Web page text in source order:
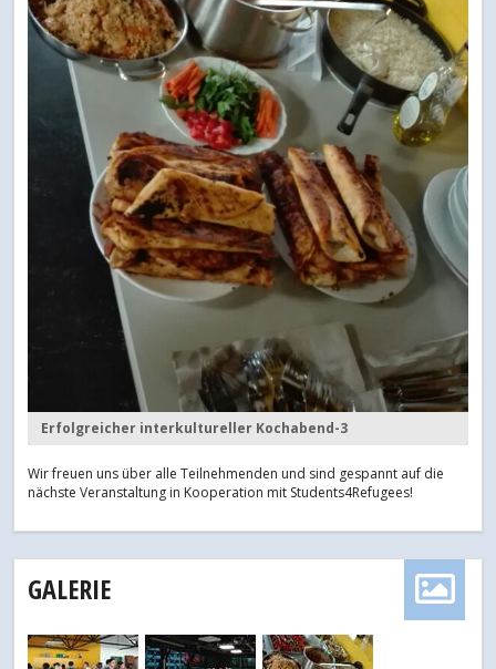
Erfolgreicher interkultureller Kochabend-3
Wir freuen uns über alle Teilnehmenden und sind gespannt auf die
nächste Veranstaltung in Kooperation mit Students4Refugees!
GALERIE